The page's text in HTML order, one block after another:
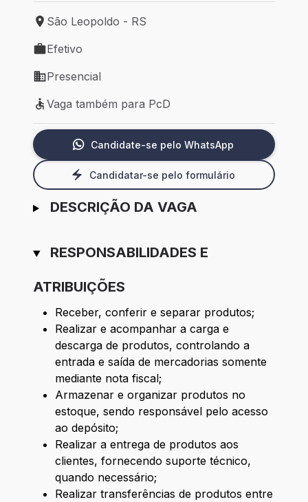
Local de trabalho: São Leopoldo - RS
São Leopoldo - RS
Tipo de vaga: Efetivo
Efetivo
Modelo de trabalho: Presencial
Presencial
Vaga também para PcD
Vaga também para PcD
Candidate-se pelo WhatsApp
Candidatar-se pelo formulário
DESCRIÇÃO DA VAGA
RESPONSABILIDADES E
ATRIBUIÇÕES
Receber, conferir e separar produtos;
Realizar e acompanhar a carga e
descarga de produtos, controlando a
entrada e saída de mercadorias somente
mediante nota fiscal;
Armazenar e organizar produtos no
estoque, sendo responsável pelo acesso
ao depósito;
Realizar a entrega de produtos aos
clientes, fornecendo suporte técnico,
quando necessário;
Realizar transferências de produtos entre